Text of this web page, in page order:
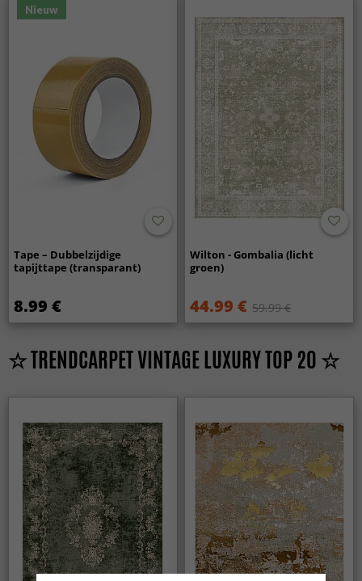
Nieuw
Tape – Dubbelzijdige
tapijttape (transparant)
8.99 €
Wilton - Gombalia (licht
groen)
44.99 € 59.99 €
☆ TRENDCARPET VINTAGE LUXURY TOP 20 ☆